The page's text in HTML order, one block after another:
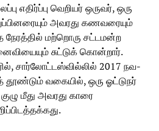
எதிர்ப்பு வெறியர் ஒருவர், ஒரு
அவரது கணவரையும்
மற்றொரு சட்டமன்ற
சுட்டுக் கொன்றார்.
சார்லோட்டஸ்வில்லில் 2017 நவ-
வகையில், ஒரு ஓட்டுநர்
மீது அவரது காரை